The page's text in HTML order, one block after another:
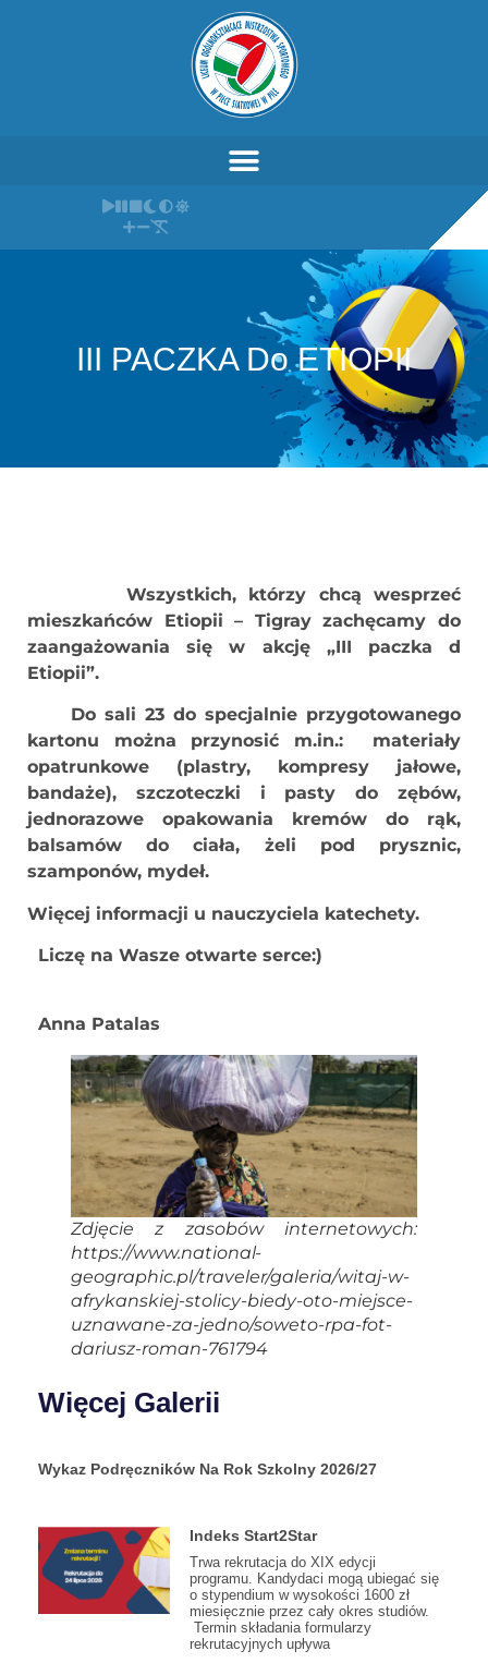
III PACZKA Do ETIOPII
Wszystkich, którzy chcą wesprzeć
mieszkańców Etiopii – Tigray zachęcamy do
zaangażowania się w akcję „III paczka d
Etiopii”.
Do sali 23 do specjalnie przygotowanego
kartonu można przynosić m.in.: materiały
opatrunkowe (plastry, kompresy jałowe,
bandaże), szczoteczki i pasty do zębów,
jednorazowe opakowania kremów do rąk,
balsamów do ciała, żeli pod prysznic,
szamponów, mydeł.
Więcej informacji u nauczyciela katechety.
Liczę na Wasze otwarte serce:)
Anna Patalas
Zdjęcie z zasobów internetowych:
https://www.national-
geographic.pl/traveler/galeria/witaj-w-
afrykanskiej-stolicy-biedy-oto-miejsce-
uznawane-za-jedno/soweto-rpa-fot-
dariusz-roman-761794
Więcej Galerii
Wykaz Podręczników Na Rok Szkolny 2026/27
Indeks Start2Star
Trwa rekrutacja do XIX edycji
programu. Kandydaci mogą ubiegać się
o stypendium w wysokości 1600 zł
miesięcznie przez cały okres studiów.
Termin składania formularzy
rekrutacyjnych upływa